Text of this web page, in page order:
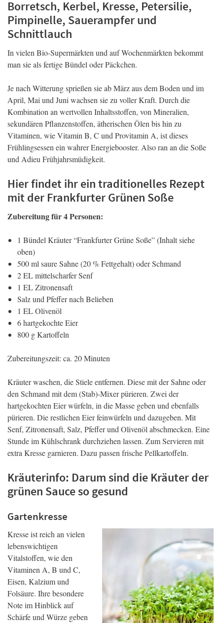
Borretsch, Kerbel, Kresse, Petersilie,
Pimpinelle, Sauerampfer und
Schnittlauch
In vielen Bio-Supermärkten und auf Wochenmärkten bekommt
man sie als fertige Bündel oder Päckchen.
Je nach Witterung sprießen sie ab März aus dem Boden und im
April, Mai und Juni wachsen sie zu voller Kraft. Durch die
Kombination an wertvollen Inhaltsstoffen, von Mineralien,
sekundären Pflanzenstoffen, ätherischen Ölen bis hin zu
Vitaminen, wie Vitamin B, C und Provitamin A, ist dieses
Frühlingsessen ein wahrer Energiebooster. Also ran an die Soße
und Adieu Frühjahrsmüdigkeit.
Hier findet ihr ein traditionelles Rezept
mit der Frankfurter Grünen Soße
Zubereitung für 4 Personen:
1 Bündel Kräuter “Frankfurter Grüne Soße” (Inhalt siehe
oben)
500 ml saure Sahne (20 % Fettgehalt) oder Schmand
2 EL mittelscharfer Senf
1 EL Zitronensaft
Salz und Pfeffer nach Belieben
1 EL Olivenöl
6 hartgekochte Eier
800 g Kartoffeln
Zubereitungszeit: ca. 20 Minuten
Kräuter waschen, die Stiele entfernen. Diese mit der Sahne oder
den Schmand mit dem (Stab)-Mixer pürieren. Zwei der
hartgekochten Eier würfeln, in die Masse geben und ebenfalls
pürieren. Die restlichen Eier feinwürfeln und dazugeben. Mit
Senf, Zitronensaft, Salz, Pfeffer und Olivenöl abschmecken. Eine
Stunde im Kühlschrank durchziehen lassen. Zum Servieren mit
extra Kresse garnieren. Dazu passen frische Pellkartoffeln.
Kräuterinfo: Darum sind die Kräuter der
grünen Sauce so gesund
Gartenkresse
Kresse ist reich an vielen
lebenswichtigen
Vitalstoffen, wie den
Vitaminen A, B und C,
Eisen, Kalzium und
Folsäure. Ihre besondere
Note im Hinblick auf
Schärfe und Würze geben